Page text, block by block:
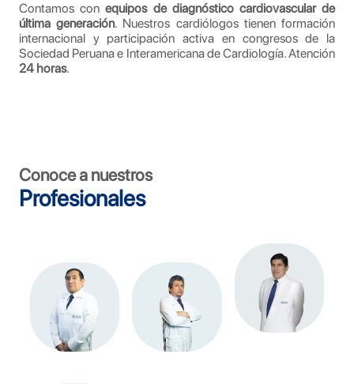
Contamos conequipos de diagnóstico cardiovascular de
última generación. Nuestros cardiólogos tienen formación
internacional y participación activa en congresos de la
Sociedad Peruana e Interamericana de Cardiología. Atención
24 horas.
Conoce a nuestros
Profesionales